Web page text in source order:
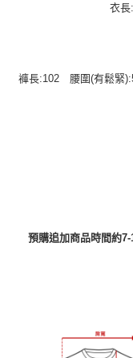
衣
褲長:102 腰圍(有鬆
預購追加商品時間約